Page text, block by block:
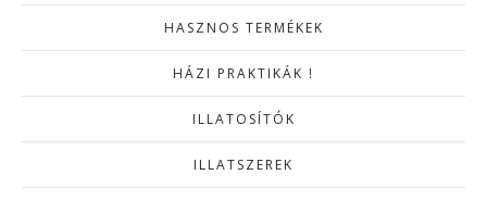
HASZNOS TERMÉKEK
HÁZI PRAKTIKÁK !
ILLATOSÍTÓK
ILLATSZEREK